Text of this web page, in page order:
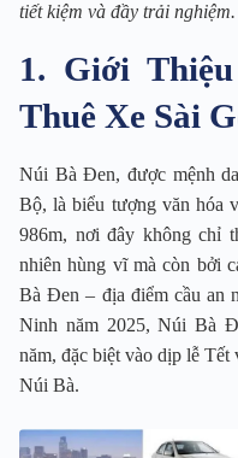
tiết kiệm và đầy trải nghiệm.
1. Giới
Thuê Xe Sài
Núi Bà Đen, được mệnh
Bộ, là biểu tượng văn hóa
986m, nơi đây không chỉ
nhiên hùng vĩ mà còn bởi
Bà Đen – địa điểm cầu an
Ninh năm 2025, Núi Bà
năm, đặc biệt vào dịp lễ
Núi Bà.